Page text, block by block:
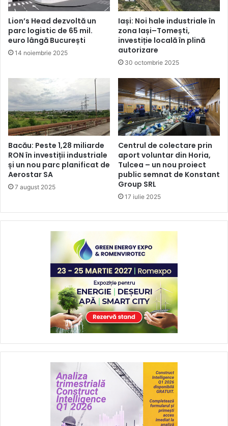
Lion’s Head dezvoltă un
parc logistic de 65 mil.
euro lângă București
14 noiembrie 2025
Iași: Noi hale industriale în
zona Iași–Tomești,
investiție locală în plină
autorizare
30 octombrie 2025
Bacău: Peste 1,28 miliarde
RON în investiții industriale
și un nou parc planificat de
Aerostar SA
7 august 2025
Centrul de colectare prin
aport voluntar din Horia,
Tulcea – un nou proiect
public semnat de Konstant
Group SRL
17 iulie 2025